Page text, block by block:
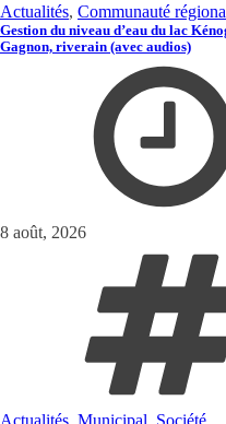
Actualités, Communauté
Gestion du niveau d’eau du lac
Gagnon, riverain (avec audios)
8 août, 2026
Actualités Municipal Société